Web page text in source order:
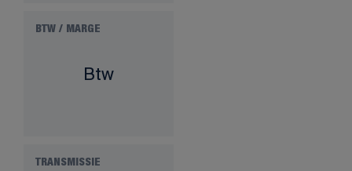
BTW / MARGE
Btw
TRANSMISSIE